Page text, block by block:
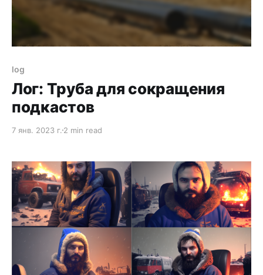
log
Лог: Труба для сокращения
подкастов
7 янв. 2023 г. 2 min read